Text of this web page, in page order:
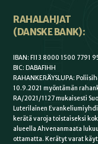
RAHALAHJAT
(DANSKE BANK):
IBAN: FI13 8000 1500 7791
BIC: DABAFIHH
RAHANKERÄYSLUPA:
10.9.2021 myöntämän
RA/2021/1127 mukaisesti
Luterilainen
kerätä varoja toistaiseksi
alueella Ahvenanmaata
ottamatta. Kerätyt varat